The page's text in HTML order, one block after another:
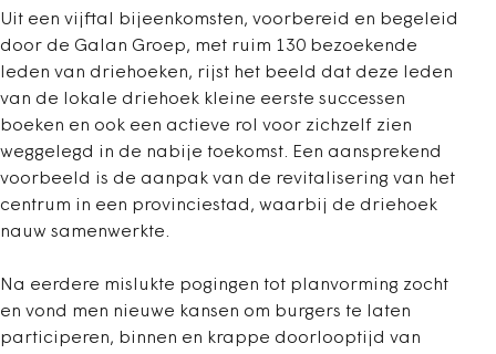
Uit een vijftal bijeenkomsten, voorbereid en begeleid
door de Galan Groep, met ruim 130 bezoekende
leden van driehoeken, rijst het beeld dat deze leden
van de lokale driehoek kleine eerste successen
boeken en ook een actieve rol voor zichzelf zien
weggelegd in de nabije toekomst. Een aansprekend
voorbeeld is de aanpak van de revitalisering van het
centrum in een provinciestad, waarbij de driehoek
nauw samenwerkte.
Na eerdere mislukte pogingen tot planvorming zocht
en vond men nieuwe kansen om burgers te laten
participeren, binnen en krappe doorlooptijd van